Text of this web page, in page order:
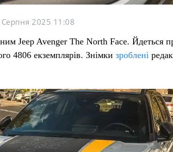
2025 11:08
Jeep Avenger The North Face. Йдеться
4806 екземплярів. Знімки зроблені